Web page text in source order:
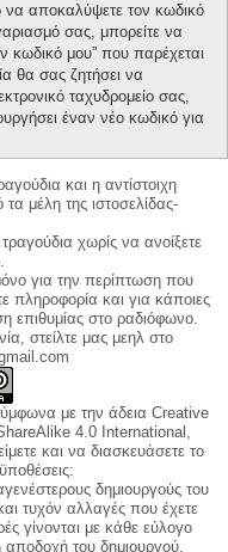
να αποκαλύψετε τον κωδικό
σας, μπορείτε να
κωδικό μου” που παρέχεται
θα σας ζητήσει να
ταχυδρομείο σας,
έναν νέο κωδικό για
και η αντίστοιχη
μέλη της ιστοσελίδας-
χωρίς να ανοίξετε
για την περίπτωση που
πληροφορία και για κάποιες
επιθυμίας στο ραδιόφωνο.
στείλτε μας μεηλ στο
με την άδεια Creative
4.0 International,
και να διασκευάσετε το
δημιουργούς του
τυχόν αλλαγές που έχετε
γίνονται με κάθε εύλογο
αποδοχή του δημιουργού.